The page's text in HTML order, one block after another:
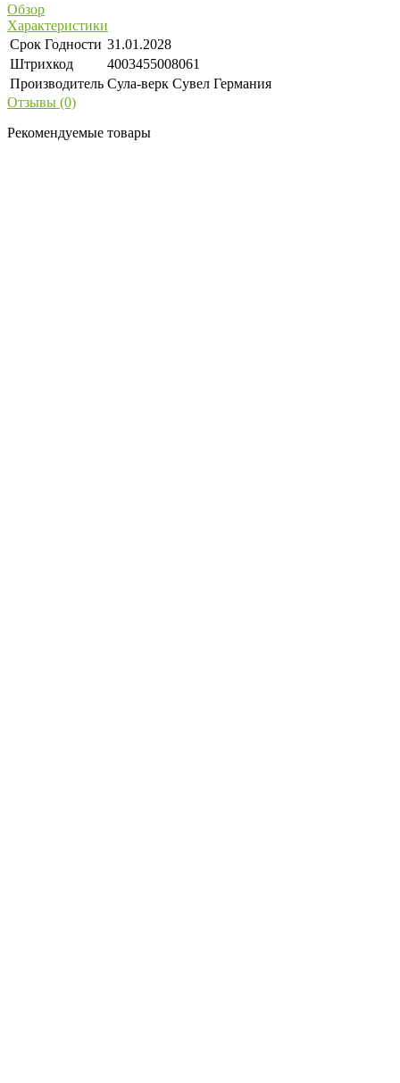
Обзор
Характеристики
Срок Годности 31.01.2028
Штрихкод
4003455008061
Производитель Сула-верк Сувел Германия
Отзывы (0)
Рекомендуемые товары